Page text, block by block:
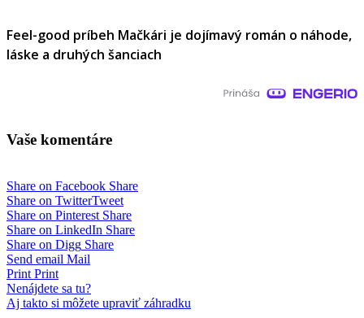
Feel-good príbeh Mačkári je dojímavý román o náhode,
láske a druhých šanciach
Vaše komentáre
Share on Facebook Share
Share on TwitterTweet
Share on Pinterest Share
Share on LinkedIn Share
Share on Digg Share
Send email Mail
Print Print
Navigácia
v
Nenájdete sa tu?
Aj takto si môžete upraviť záhradku